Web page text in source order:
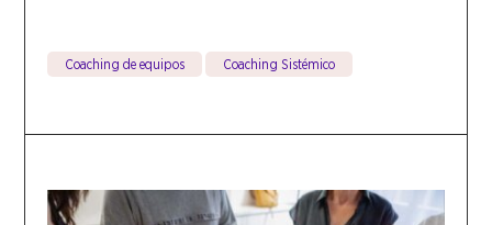
Coaching de equipos Coaching Sistémico